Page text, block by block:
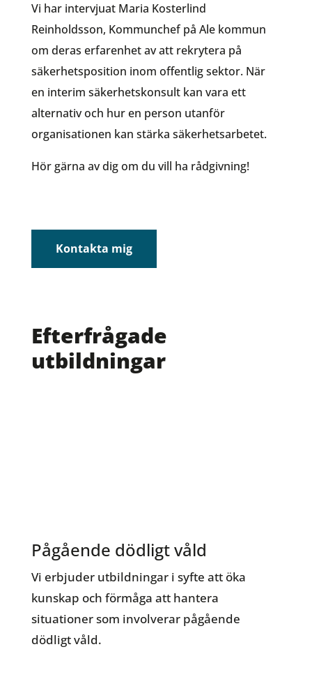
Vi har intervjuat Maria Kosterlind
Reinholdsson, Kommunchef på Ale kommun
om deras erfarenhet av att rekrytera på
säkerhetsposition inom offentlig sektor. När
en interim säkerhetskonsult kan vara ett
alternativ och hur en person utanför
organisationen kan stärka säkerhetsarbetet.
Hör gärna av dig om du vill ha rådgivning!
Kontakta mig
Efterfrågade
utbildningar
Pågående dödligt våld
Vi erbjuder utbildningar i syfte att öka
kunskap och förmåga att hantera
situationer som involverar pågående
dödligt våld.